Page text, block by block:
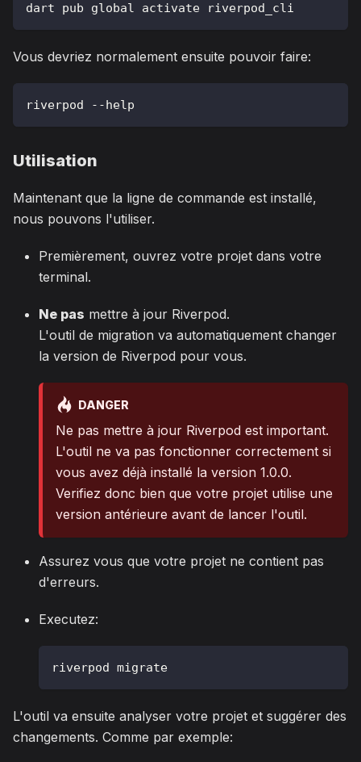
dart pub global activate riverpod_cli
Vous devriez normalement ensuite pouvoir faire:
riverpod --help
Utilisation
Maintenant que la ligne de commande est installé,
nous pouvons l'utiliser.
Premièrement, ouvrez votre projet dans votre
terminal.
Ne pas mettre à jour Riverpod.
L'outil de migration va automatiquement changer
la version de Riverpod pour vous.
DANGER
Ne pas mettre à jour Riverpod est important.
L'outil ne va pas fonctionner correctement si
vous avez déjà installé la version 1.0.0.
Verifiez donc bien que votre projet utilise une
version antérieure avant de lancer l'outil.
Assurez vous que votre projet ne contient pas
d'erreurs.
Executez:
riverpod migrate
L'outil va ensuite analyser votre projet et suggérer des
changements. Comme par exemple: